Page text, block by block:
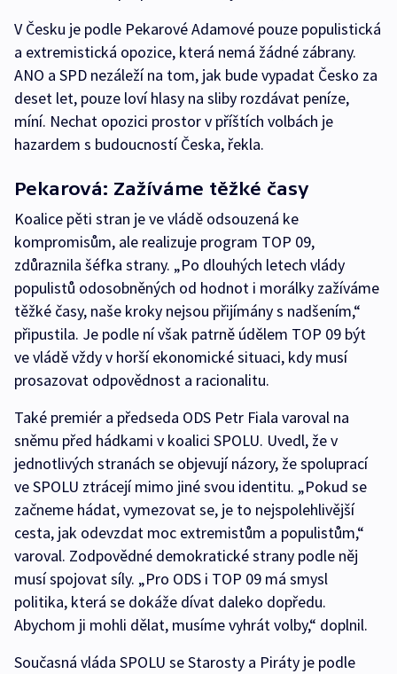
V Česku je podle Pekarové Adamové pouze populistická
a extremistická opozice, která nemá žádné zábrany.
ANO a SPD nezáleží na tom, jak bude vypadat Česko za
deset let, pouze loví hlasy na sliby rozdávat peníze,
míní. Nechat opozici prostor v příštích volbách je
hazardem s budoucností Česka, řekla.
Pekarová: Zažíváme těžké časy
Koalice pěti stran je ve vládě odsouzená ke
kompromisům, ale realizuje program TOP 09,
zdůraznila šéfka strany. „Po dlouhých letech vlády
populistů odosobněných od hodnot i morálky zažíváme
těžké časy, naše kroky nejsou přijímány s nadšením,“
připustila. Je podle ní však patrně údělem TOP 09 být
ve vládě vždy v horší ekonomické situaci, kdy musí
prosazovat odpovědnost a racionalitu.
Také premiér a předseda ODS Petr Fiala varoval na
sněmu před hádkami v koalici SPOLU. Uvedl, že v
jednotlivých stranách se objevují názory, že spoluprací
ve SPOLU ztrácejí mimo jiné svou identitu. „Pokud se
začneme hádat, vymezovat se, je to nejspolehlivější
cesta, jak odevzdat moc extremistům a populistům,“
varoval. Zodpovědné demokratické strany podle něj
musí spojovat síly. „Pro ODS i TOP 09 má smysl
politika, která se dokáže dívat daleko dopředu.
Abychom ji mohli dělat, musíme vyhrát volby,“ doplnil.
Současná vláda SPOLU se Starosty a Piráty je podle